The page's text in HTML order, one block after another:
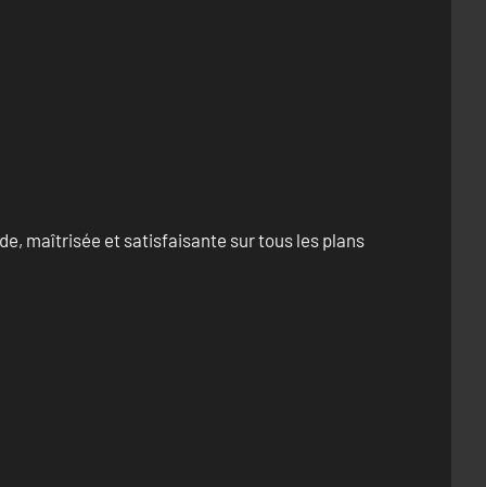
maîtrisée et satisfaisante sur tous les plans